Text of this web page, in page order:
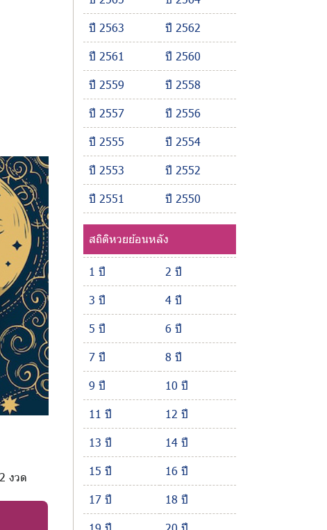
งวด
ปี 2563
ปี 2562
ปี 2561
ปี 2560
ปี 2559
ปี 2558
ปี 2557
ปี 2556
ปี 2555
ปี 2554
ปี 2553
ปี 2552
ปี 2551
ปี 2550
สถิติหวยย้อนหลัง
1 ปี
2 ปี
3 ปี
4 ปี
5 ปี
6 ปี
7 ปี
8 ปี
9 ปี
10 ปี
11 ปี
12 ปี
13 ปี
14 ปี
15 ปี
16 ปี
17 ปี
18 ปี